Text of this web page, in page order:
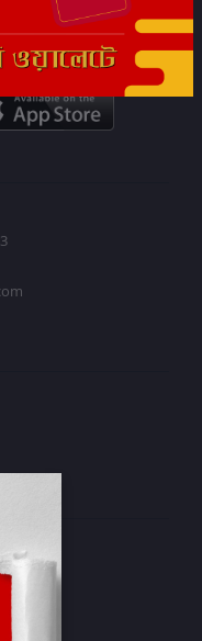
সাবস্ক্রাইব